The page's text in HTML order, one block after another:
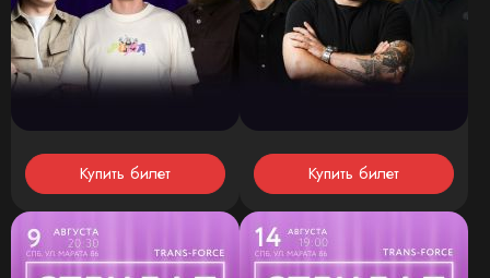
Купить билет Купить билет